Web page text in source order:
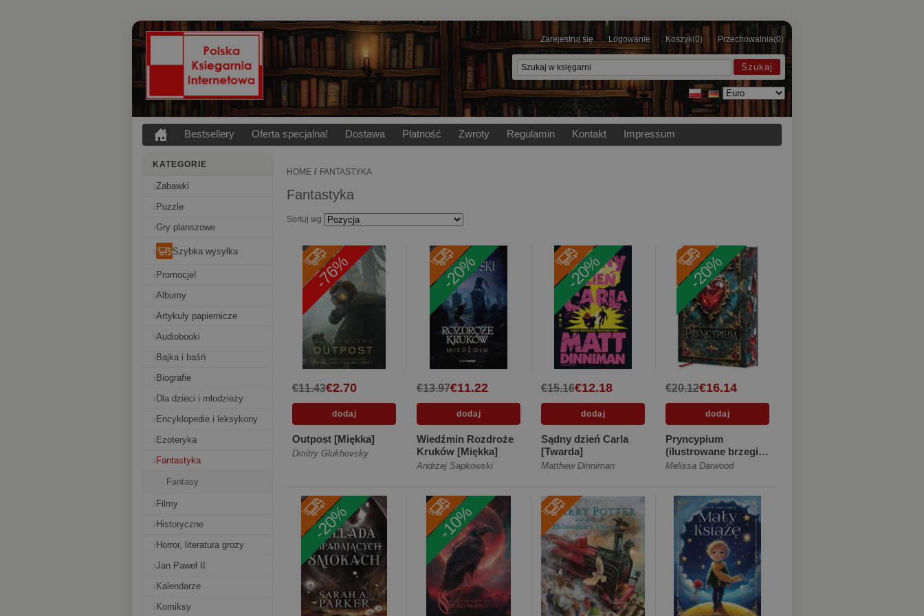
Zarejestruj się Logowanie Koszyk(0) Przechowalnia(0)
Bestsellery Oferta specjalna! Dostawa Płatność Zwroty Regulamin Kontakt Impressum
KATEGORIE
Zabawki
Puzzle
Gry planszowe
Szybka wysyłka
Promocje!
Albumy
Artykuly papiernicze
Audiobooki
Bajka i baśń
Biografie
Dla dzieci i młodzieży
Encyklopedie i leksykony
Ezoteryka
Fantastyka
Fantasy
Filmy
Historyczne
Horror, literatura grozy
Jan Paweł II
Kalendarze
Komiksy
HOME / FANTASTYKA
Fantastyka
Sortuj wg
-76%
€2.70
€11.43
Outpost [Miękka]
Dmitry Glukhovsky
-20%
€11.22
€13.97
Wiedźmin Rozdroże
Kruków [Miękka]
Andrzej Sapkowski
-20%
€12.18
€15.16
Sądny dzień Carla
[Twarda]
Matthew Dinniman
-20%
€16.14
€20.12
Pryncypium
(ilustrowane brzegi)
[Twarda]
Melissa Darwood
-20% -10%